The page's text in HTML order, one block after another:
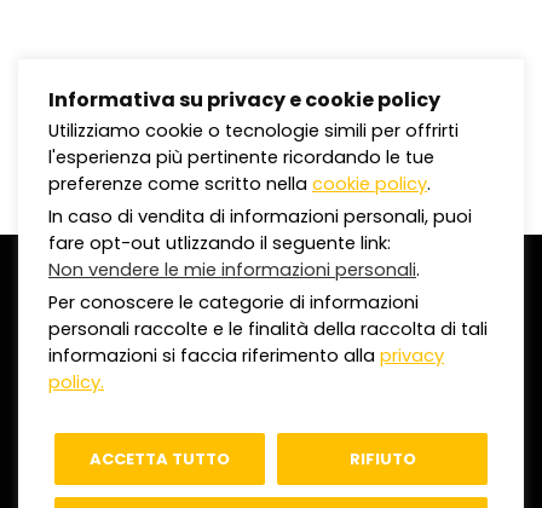
©2020 Omnia Comunicazioni S.p.a.
C.F. e P.IVA 01950720308 | REA MI-1624512
Capitale Sociale I.V. € 500.000,00
Ethical Code -Quality Modern Slavery Act
Informativa su privacy e cookie policy
Utilizziamo cookie o tecnologie simili per offrirti
l'esperienza più pertinente ricordando le tue
preferenze come scritto nella cookie policy.
In caso di vendita di informazioni personali, puoi
fare opt-out utlizzando il seguente link:
Non vendere le mie informazioni personali.
Per conoscere le categorie di informazioni
personali raccolte e le finalità della raccolta di tali
informazioni si faccia riferimento alla privacy
policy.
ACCETTA TUTTO RIFIUTO